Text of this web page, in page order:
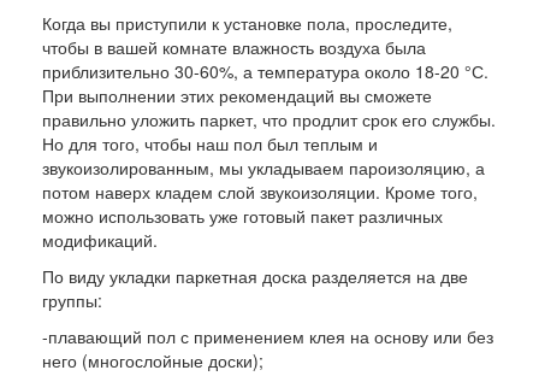
Когда вы приступили к установке пола, проследите,
чтобы в вашей комнате влажность воздуха была
приблизительно 30-60%, а температура около 18-20 °С.
При выполнении этих рекомендаций вы сможете
правильно уложить паркет, что продлит срок его службы.
Но для того, чтобы наш пол был теплым и
звукоизолированным, мы укладываем пароизоляцию, а
потом наверх кладем слой звукоизоляции. Кроме того,
можно использовать уже готовый пакет различных
модификаций.
По виду укладки паркетная доска разделяется на две
группы:
-плавающий пол с применением клея на основу или без
него (многослойные доски);